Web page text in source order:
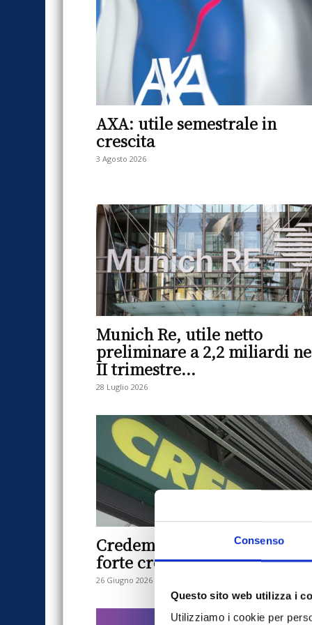
Consenso
Questo sito web utilizza i
Utilizziamo i cookie per
AXA: utile semestrale in
crescita
3 Agosto 2026
Munich Re, utile netto
preliminare a 2,2 miliardi
II trimestre...
28 Luglio 2026
Credemassicurazioni, utile
forte crescita nel I trimestre
26 Giugno 2026